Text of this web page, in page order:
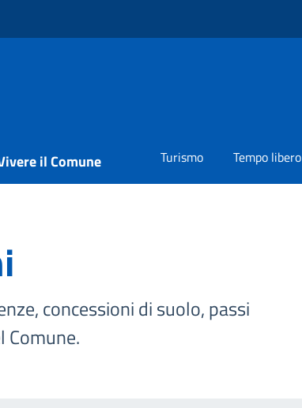
il Comune Turismo Tempo libero
concessioni di suolo, passi
Comune.